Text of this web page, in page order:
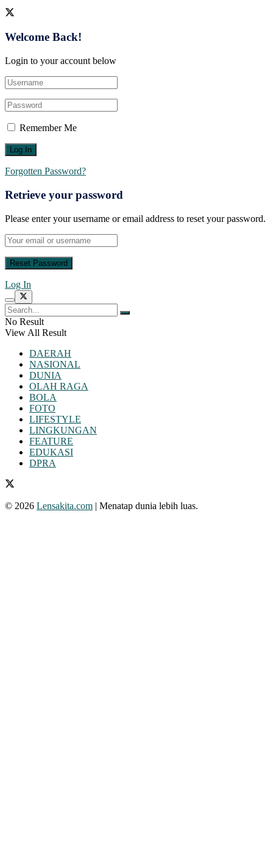
Welcome Back!
Login to your account below
Remember Me
Forgotten Password?
Retrieve your password
Please enter your username or email address to reset your password.
Log In
No Result
View All Result
DAERAH
NASIONAL
DUNIA
OLAH RAGA
BOLA
FOTO
LIFESTYLE
LINGKUNGAN
FEATURE
EDUKASI
DPRA
© 2026 Lensakita.com | Menatap dunia lebih luas.